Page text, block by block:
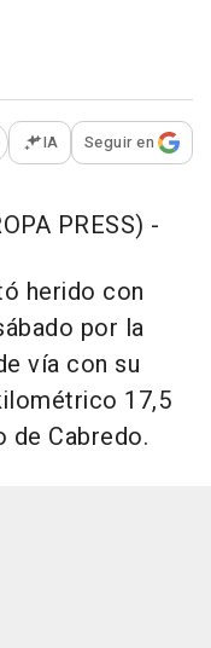
opciones para
IA Seguir en
PRESS) -
herido con
por la
vía con su
17,5
de Cabredo.